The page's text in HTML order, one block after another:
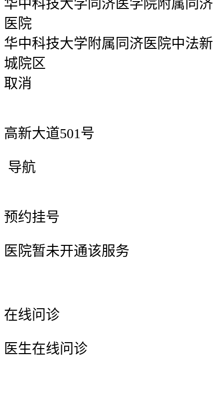
华中科技大学同济医学院附属同济
医院
华中科技大学附属同济医院中法新
城院区
取消
高新大道501号
导航
预约挂号
医院暂未开通该服务
在线问诊
医生在线问诊